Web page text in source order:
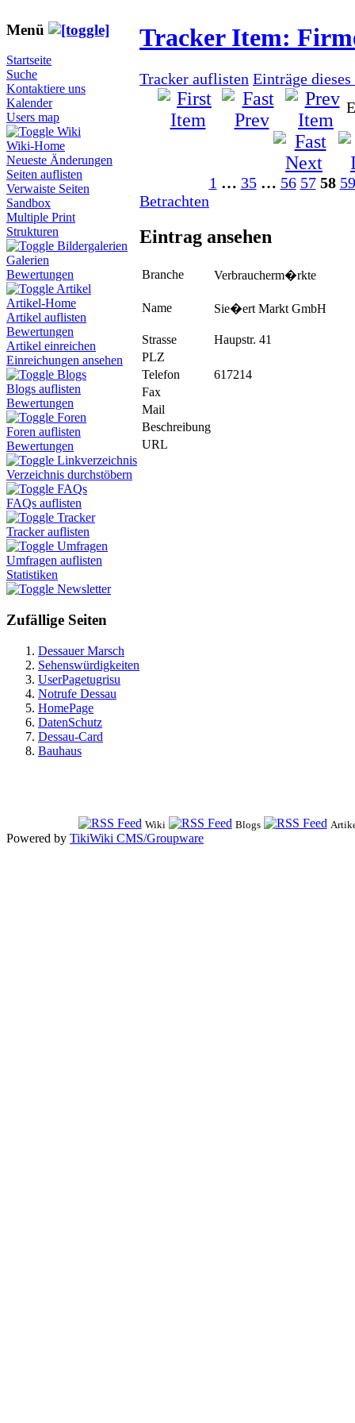
Menü
Startseite
Suche
Kontaktiere uns
Kalender
Users map
Wiki
Wiki-Home
Neueste Änderungen
Seiten auflisten
Verwaiste Seiten
Sandbox
Multiple Print
Strukturen
Bildergalerien
Galerien
Bewertungen
Artikel
Artikel-Home
Artikel auflisten
Bewertungen
Artikel einreichen
Einreichungen ansehen
Blogs
Blogs auflisten
Bewertungen
Foren
Foren auflisten
Bewertungen
Linkverzeichnis
Verzeichnis durchstöbern
FAQs
FAQs auflisten
Tracker
Tracker auflisten
Umfragen
Umfragen auflisten
Statistiken
Newsletter
Zufällige Seiten
Dessauer Marsch
Sehenswürdigkeiten
UserPagetugrisu
Notrufe Dessau
HomePage
DatenSchutz
Dessau-Card
Bauhaus
Tracker Item:
Tracker auflisten Einträge dieses
1 … 35 … 56 57 58 59
Betrachten
Eintrag ansehen
Branche Verbraucherm�rkte
Name Sie�ert Markt GmbH
Strasse
Haupstr. 41
PLZ
Telefon
617214
Fax
Mail
Beschreibung
URL
Wiki Blogs
Powered by TikiWiki CMS/Groupware